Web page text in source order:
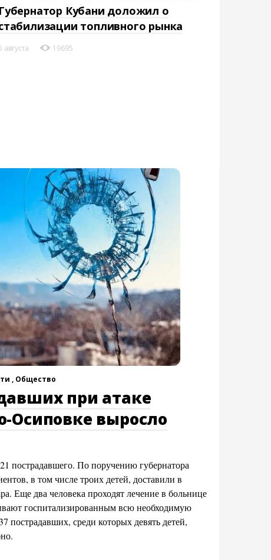
Губернатор Кубани доложил о
топливного рынка
августа 19695
, Общество
при атаке
Осиповке выросло
пострадавшего. По поручению губернатора
в том числе троих детей, доставили в
Еще два человека проходят лечение в больнице
госпитализированным всю необходимую
среди которых девять детей,